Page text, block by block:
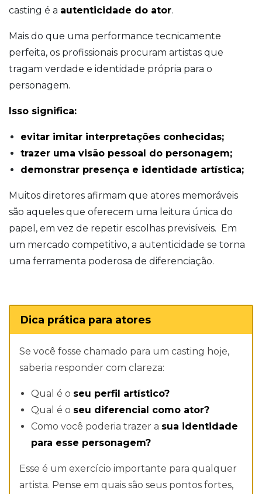
casting é a autenticidade do ator.
Mais do que uma performance tecnicamente
perfeita, os profissionais procuram artistas que
tragam verdade e identidade própria para o
personagem.
Isso significa:
evitar imitar interpretações conhecidas;
trazer uma visão pessoal do personagem;
demonstrar presença e identidade artística;
Muitos diretores afirmam que atores memoráveis
são aqueles que oferecem uma leitura única do
papel, em vez de repetir escolhas previsíveis. Em
um mercado competitivo, a autenticidade se torna
uma ferramenta poderosa de diferenciação.
Dica prática para atores
Se você fosse chamado para um casting hoje,
saberia responder com clareza:
Qual é o seu perfil artístico?
Qual é o seu diferencial como ator?
Como você poderia trazer a sua identidade
para esse personagem?
Esse é um exercício importante para qualquer
artista. Pense em quais são seus pontos fortes,